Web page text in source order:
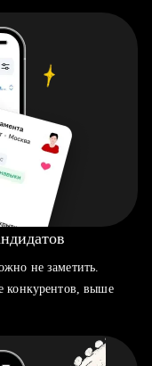
не заметить.
конкурентов, выше